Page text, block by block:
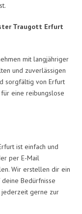
Traugott Erfurt
mit langjähriger
und zuverlässigen
sorgfältig von Erfurt
eine reibungslose
ist einfach und
per E-Mail
Wir erstellen dir ein
Bedürfnisse
jederzeit gerne zur